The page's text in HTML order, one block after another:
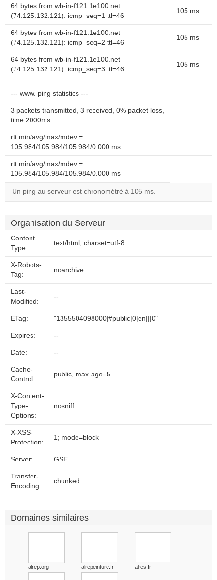
64 bytes from wb-in-f121.1e100.net
(74.125.132.121): icmp_seq=1 ttl=46
105 ms
64 bytes from wb-in-f121.1e100.net
(74.125.132.121): icmp_seq=2 ttl=46
105 ms
64 bytes from wb-in-f121.1e100.net
(74.125.132.121): icmp_seq=3 ttl=46
105 ms
--- www. ping statistics ---
3 packets transmitted, 3 received, 0% packet loss,
time 2000ms
rtt min/avg/max/mdev =
105.984/105.984/105.984/0.000 ms
rtt min/avg/max/mdev =
105.984/105.984/105.984/0.000 ms
Un ping au serveur est chronométré à 105 ms.
Organisation du Serveur
Content-
Type:
text/html; charset=utf-8
X-Robots-
Tag:
noarchive
Last-
Modified:
--
ETag: "1355504098000|#public|0|en|||0"
Expires: --
Date: --
Cache-
Control:
public, max-age=5
X-Content-
Type-
Options:
nosniff
X-XSS-
Protection:
1; mode=block
Server: GSE
Transfer-
Encoding:
chunked
Domaines similaires
alrep.org alrepeinture.fr alres.fr